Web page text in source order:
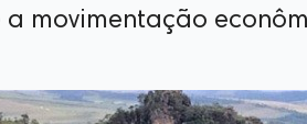
movimentação